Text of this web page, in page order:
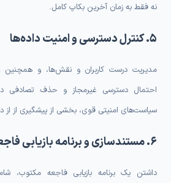
نه فقط به زمان آخرین بکاپ کامل.
مدیریت درست کاربران و نقش‌ها، و همچنین
احتمال دسترسی غیرمجاز و حذف تصادفی
سیاست‌های امنیتی قوی، بخشی از پیشگیری از از
داشتن یک برنامه بازیابی فاجعه مکتوب،